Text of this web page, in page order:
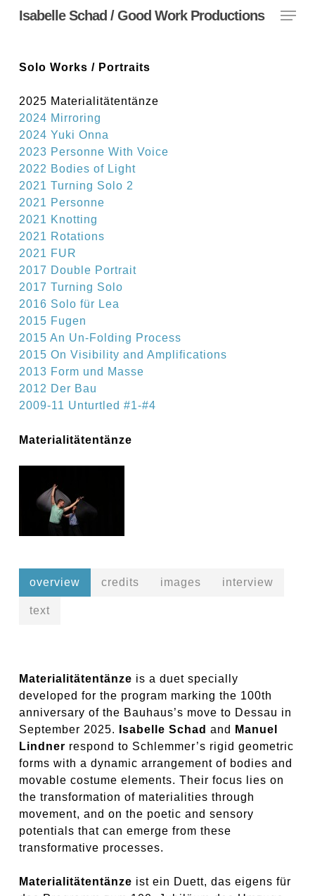
Isabelle Schad / Good Work Productions Menu
Solo Works / Portraits
2025 Materialitätentänze
2024 Mirroring
2024 Yuki Onna
2023 Personne With Voice
2022 Bodies of Light
2021 Turning Solo 2
2021 Personne
2021 Knotting
2021 Rotations
2021 FUR
2017 Double Portrait
2017 Turning Solo
2016 Solo für Lea
2015 Fugen
2015 An Un-Folding Process
2015 On Visibility and Amplifications
2013 Form und Masse
2012 Der Bau
2009-11 Unturtled #1-#4
Materialitätentänze
overview credits images interview
text
Materialitätentänze is a duet specially
developed for the program marking the 100th
anniversary of the Bauhaus’s move to Dessau in
September 2025.
Isabelle Schad and
Manuel
Lindner respond to Schlemmer’s rigid geometric
forms with a dynamic arrangement of bodies and
movable costume elements. Their focus lies on
the transformation of materialities through
movement, and on the poetic and sensory
potentials that can emerge from these
transformative processes.
Materialitätentänze ist ein Duett, das eigens für